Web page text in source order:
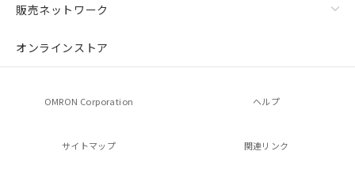
販売ネットワーク
オンラインストア
OMRON Corporation ヘルプ
サイトマップ 関連リンク